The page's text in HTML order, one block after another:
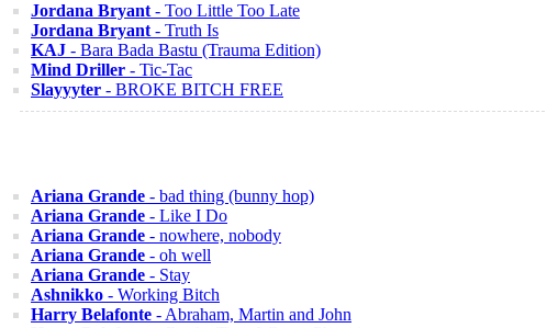
Jordana Bryant - Too Little Too Late
Jordana Bryant - Truth Is
KAJ - Bara Bada Bastu (Trauma Edition)
Mind Driller - Tic-Tac
Slayyyter - BROKE BITCH FREE
Ariana Grande - bad thing (bunny hop)
Ariana Grande - Like I Do
Ariana Grande - nowhere, nobody
Ariana Grande - oh well
Ariana Grande - Stay
Ashnikko - Working Bitch
Harry Belafonte - Abraham, Martin and John